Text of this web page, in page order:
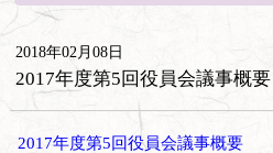
2018年02月08日
2017年度第5回役員会議事概要
2017年度第5回役員会議事概要